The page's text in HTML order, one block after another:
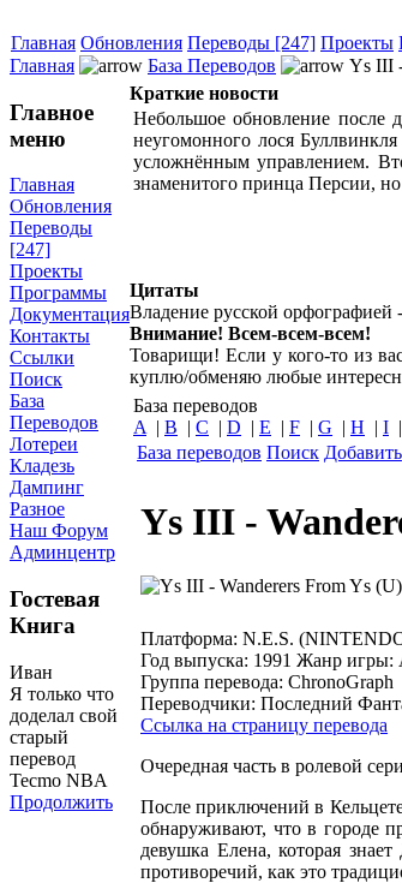
Главная Обновления Переводы [247] Проекты
Главная
База Переводов Ys III
Главное
меню
Главная
Обновления
Переводы
[247]
Проекты
Программы
Документация
Контакты
Ссылки
Поиск
База
Переводов
Лотереи
Кладезь
Дампинг
Разное
Наш Форум
Админцентр
Гостевая
Книга
Иван
Я только что
доделал свой
старый
перевод
Tecmo NBA
Продолжить
Краткие новости
Небольшое обновление после
неугомонного лося
усложнённым управлением.
знаменитого принца Персии,
Цитаты
Владение русской орфографией
Внимание! Всем-всем-всем!
Товарищи! Если у кого-то из
куплю/обменяю любые
База переводов
A | B | C | D | E | F | G | H | I |
База переводов Поиск Добавить
Ys III -
Платформа: N.E.S.
Год выпуска: 1991 Жанр игры:
Группа перевода: ChronoGraph
Переводчики: Последний
Ссылка на страницу перевода
Очередная часть в ролевой
После приключений в
обнаруживают, что в городе
девушка Елена, которая
противоречий, как это